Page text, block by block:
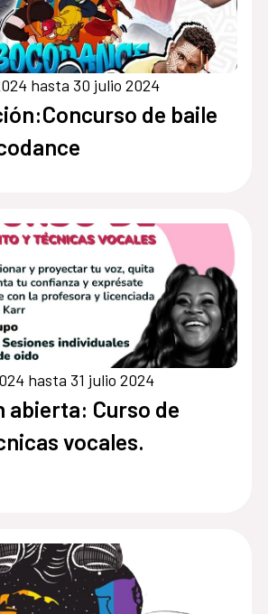
hasta 30 julio 2024
de baile
hasta 31 julio 2024
abierta: Curso de
vocales.